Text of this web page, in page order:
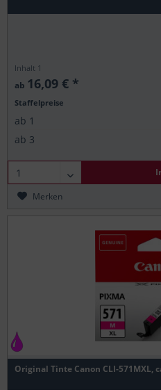
Inhalt 1
ab 16,09 € *
Staffelpreise
ab 1
ab 3
Merken
Original Tinte Canon CLI-571MXL,